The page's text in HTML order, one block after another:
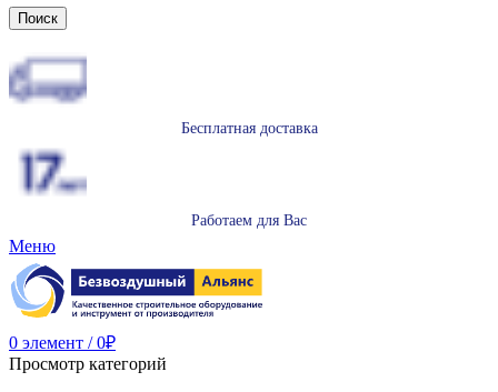
Поиск
Бесплатная доставка
Работаем для Вас
Меню
0 элемент / 0₽
Просмотр категорий